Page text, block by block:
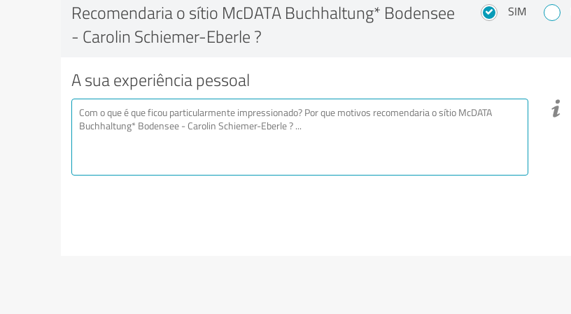
Recomendaria o sítio McDATA Buchhaltung* Bodensee
- Carolin Schiemer-Eberle ?
SIM
A sua experiência pessoal